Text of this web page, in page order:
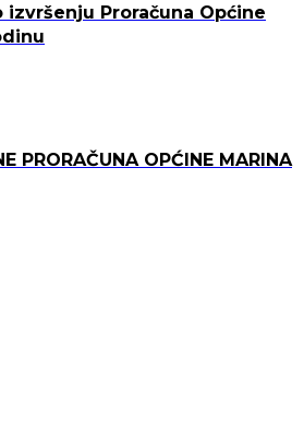
Proračuna Općine
PRORAČUNA OPĆINE MARINA